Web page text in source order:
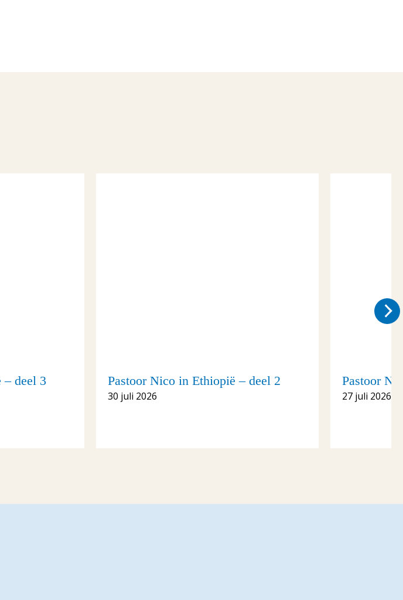
– deel 3 Pastoor Nico in Ethiopië – deel 2
30 juli 2026
Pastoor
27 juli 2026